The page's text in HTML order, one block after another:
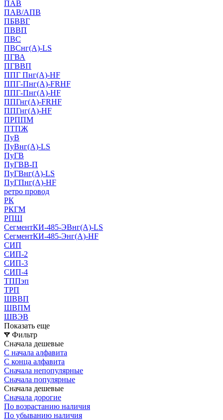
ПАВ
ПАВ/АПВ
ПБВВГ
ПВВП
ПВС
ПВСнг(А)-LS
ПГВА
ПГВВП
ППГ Пнг(А)-HF
ППГ-Пнг(А)-FRHF
ППГ-Пнг(А)-HF
ППГнг(А)-FRHF
ППГнг(А)-HF
ПРППМ
ПТПЖ
ПуВ
ПуВнг(А)-LS
ПуГВ
ПуГВВ-П
ПуГВнг(А)-LS
ПуГПнг(А)-HF
ретро провод
РК
РКГМ
РПШ
СегментКИ-485-ЭВнг(А)-LS
СегментКИ-485-Энг(А)-HF
СИП
СИП-2
СИП-3
СИП-4
ТППэп
ТРП
ШВВП
ШВПМ
ШВЭВ
Показать еще
Фильтр
Сначала дешевые
С начала алфавита
С конца алфавита
Сначала непопулярные
Сначала популярные
Сначала дешевые
Сначала дорогие
По возрастанию наличия
По убыванию наличия